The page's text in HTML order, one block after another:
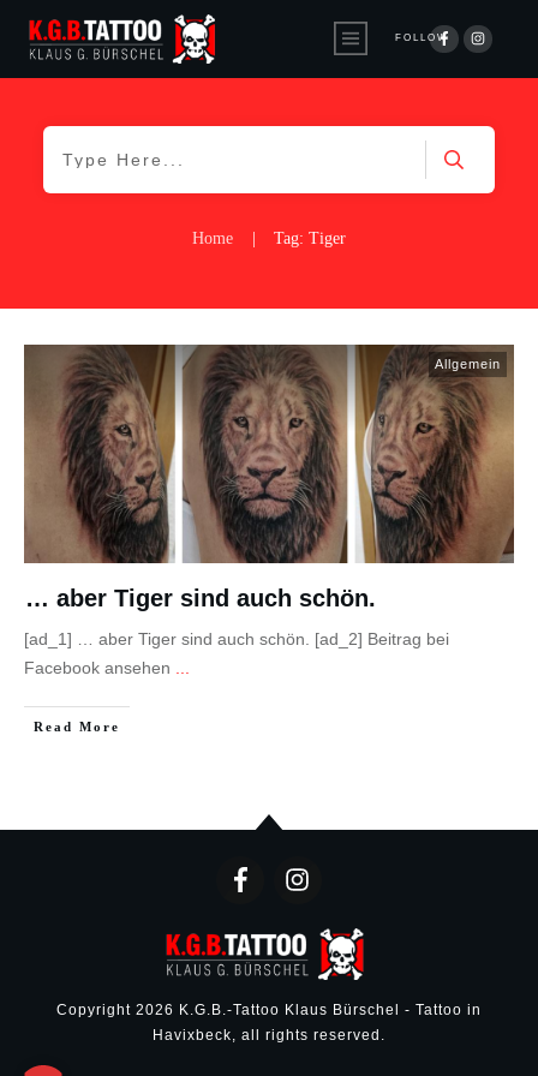
FOLLOW
Home Tag: Tiger
Allgemein
… aber Tiger sind auch schön.
[ad_1] … aber Tiger sind auch schön. [ad_2] Beitrag bei
Facebook ansehen
Read More
Copyright 2026 K.G.B.-Tattoo Klaus Bürschel - Tattoo in
Havixbeck, all rights reserved.